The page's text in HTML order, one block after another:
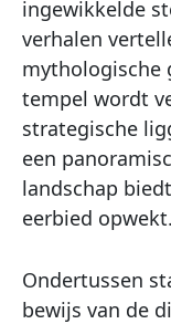
ingewikkelde
verhalen
mythologische
tempel wordt
strategische
een
landschap
eerbied opwekt.
Ondertussen
bewijs van de